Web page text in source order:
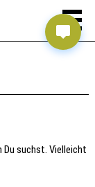
Du suchst. Vielleicht